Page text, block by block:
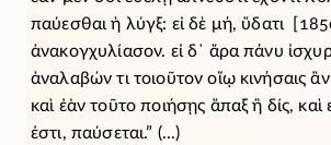
παύεσθαι ἡ λύγξ: εἰ δὲ μή, ὕδατι
ἀνακογχυλίασον. εἰ δ᾽ ἄρα πάνυ
ἀναλαβών τι τοιοῦτον οἵῳ κινήσαις
καὶ ἐὰν τοῦτο ποιήσῃς ἅπαξ ἢ δίς, καὶ
ἐστι, παύσεται.” (...)